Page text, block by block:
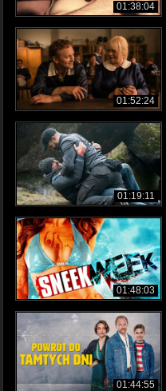
01:38:04
01:52:24
01:19:11
01:48:03
01:44:55